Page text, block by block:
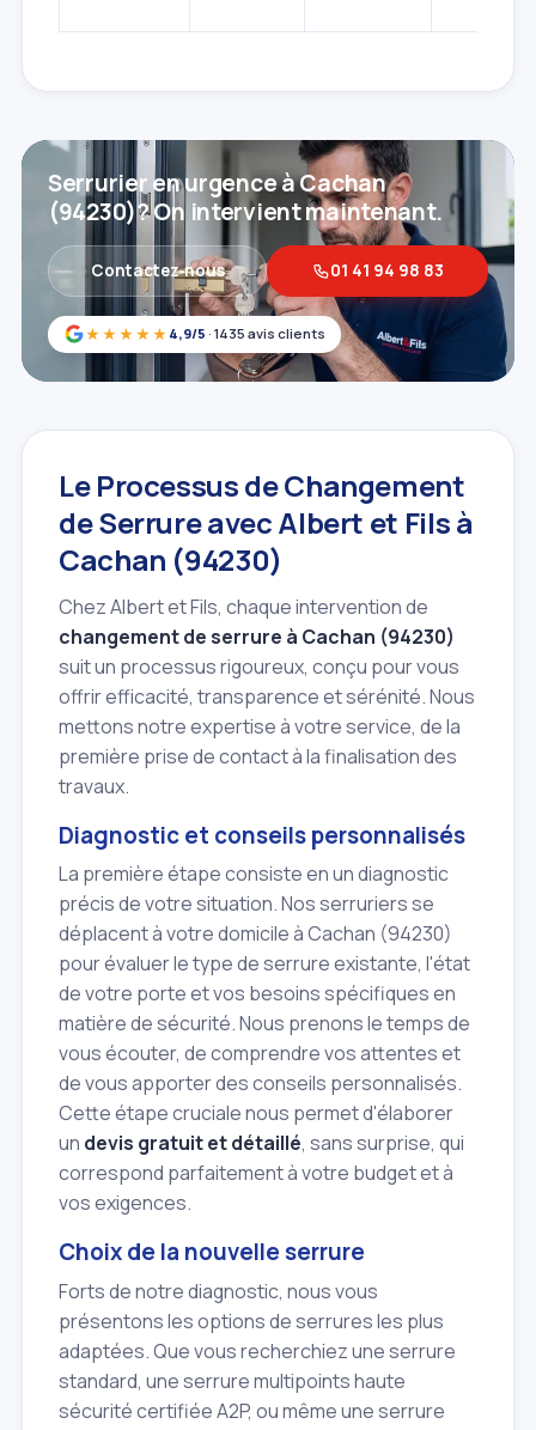
★★★★★ 4,9/5 · 1435 avis clients
Serrurier en urgence à Cachan
(94230)? On intervient maintenant.
Contactez‑nous 01 41 94 98 83
Le Processus de Changement
de Serrure avec Albert et Fils à
Cachan (94230)
Chez Albert et Fils, chaque intervention de
changement de serrure à Cachan (94230)
suit un processus rigoureux, conçu pour vous
offrir efficacité, transparence et sérénité. Nous
mettons notre expertise à votre service, de la
première prise de contact à la finalisation des
travaux.
Diagnostic et conseils personnalisés
La première étape consiste en un diagnostic
précis de votre situation. Nos serruriers se
déplacent à votre domicile à Cachan (94230)
pour évaluer le type de serrure existante, l'état
de votre porte et vos besoins spécifiques en
matière de sécurité. Nous prenons le temps de
vous écouter, de comprendre vos attentes et
de vous apporter des conseils personnalisés.
Cette étape cruciale nous permet d'élaborer
un devis gratuit et détaillé, sans surprise, qui
correspond parfaitement à votre budget et à
vos exigences.
Choix de la nouvelle serrure
Forts de notre diagnostic, nous vous
présentons les options de serrures les plus
adaptées. Que vous recherchiez une serrure
standard, une serrure multipoints haute
sécurité certifiée A2P, ou même une serrure